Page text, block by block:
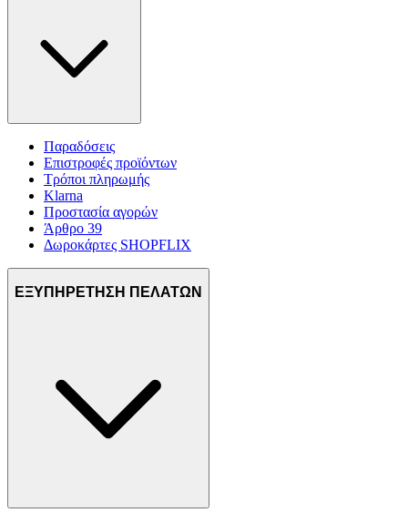
Παραδόσεις
Επιστροφές προϊόντων
Τρόποι πληρωμής
Klarna
Προστασία αγορών
Άρθρο 39
Δωροκάρτες SHOPFLIX
ΕΞΥΠΗΡΕΤΗΣΗ ΠΕΛΑΤΩΝ